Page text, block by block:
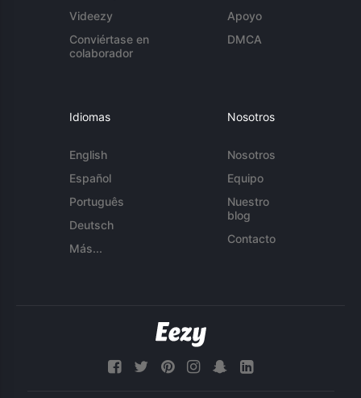
Videezy
Conviértase en
colaborador
Apoyo
DMCA
Idiomas
English
Español
Português
Deutsch
Más...
Nosotros
Nosotros
Equipo
Nuestro
blog
Contacto